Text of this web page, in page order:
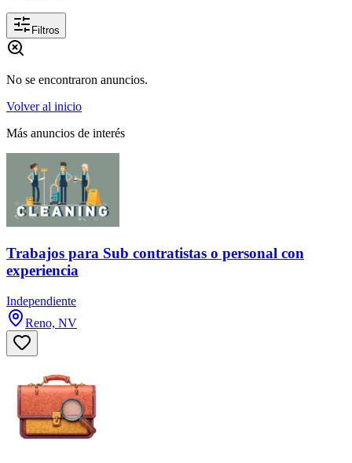
Filtros
No se encontraron anuncios.
Volver al inicio
Más anuncios de interés
Trabajos para Sub contratistas o personal con
experiencia
Independiente
Reno, NV